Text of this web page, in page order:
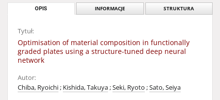
OPIS INFORMACJE STRUKTURA
Tytuł:
Optimisation of material composition in functionally
graded plates using a structure-tuned deep neural
network
Autor:
Chiba, Ryoichi; Kishida, Takuya;Seki, Ryoto ;Sato, Seiya